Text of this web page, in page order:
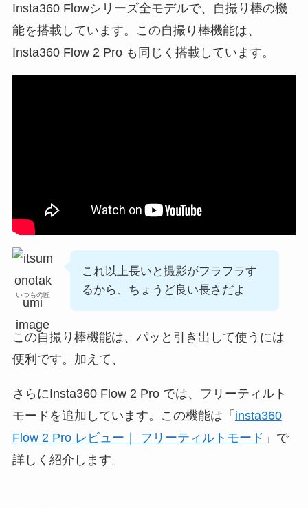
Insta360 Flowシリーズ全モデルで、自撮り棒の機
能を搭載しています。この自撮り棒機能は、
Insta360 Flow 2 Pro も同じく搭載しています。
いつもの匠
これ以上長いと撮影がフラフラす
るから、ちょうど良い長さだよ
この自撮り棒機能は、パッと引き出して使うには
便利です。加えて、
さらにInsta360 Flow 2 Pro では、フリーティルト
モードを追加しています。この機能は「 insta360
Flow 2 Pro レビュー｜ フリーティルトモード 」で
詳しく紹介します。